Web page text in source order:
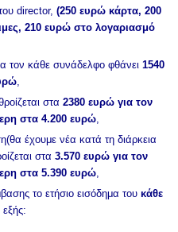
director,(250 ευρώ κάρτα, 200
210 ευρώ στο λογαριασμό
τον κάθε συνάδελφο φθάνει1540
στα2380 ευρώ για τον
στα 4.200 ευρώ
έχουμε νέα κατά τη διάρκεια
στα3.570 ευρώ για τον
στα 5.390 ευρώ
το ετήσιο εισόδημα τουκάθε